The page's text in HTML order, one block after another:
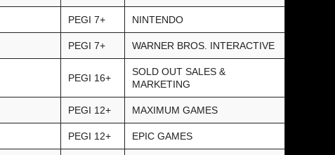
PEGI 7+ NINTENDO
PEGI 7+ WARNER BROS. INTERACTIVE
PEGI 16+
SOLD OUT SALES &
MARKETING
PEGI 12+ MAXIMUM GAMES
PEGI 12+ EPIC GAMES